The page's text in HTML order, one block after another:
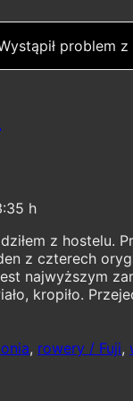
problem
z hostelu.
z czterech
najwyższym
kropiło.
, rowery / Fuji,